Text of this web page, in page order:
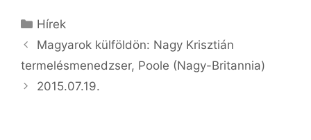
Kategória
Hírek
Magyarok külföldön: Nagy Krisztián
termelésmenedzser, Poole (Nagy-Britannia)
2015.07.19.